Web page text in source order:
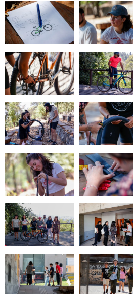
Zoom Zoom
Zoom Zoom
Zoom Zoom
Zoom Zoom
Zoom Zoom
Zoom Zoom